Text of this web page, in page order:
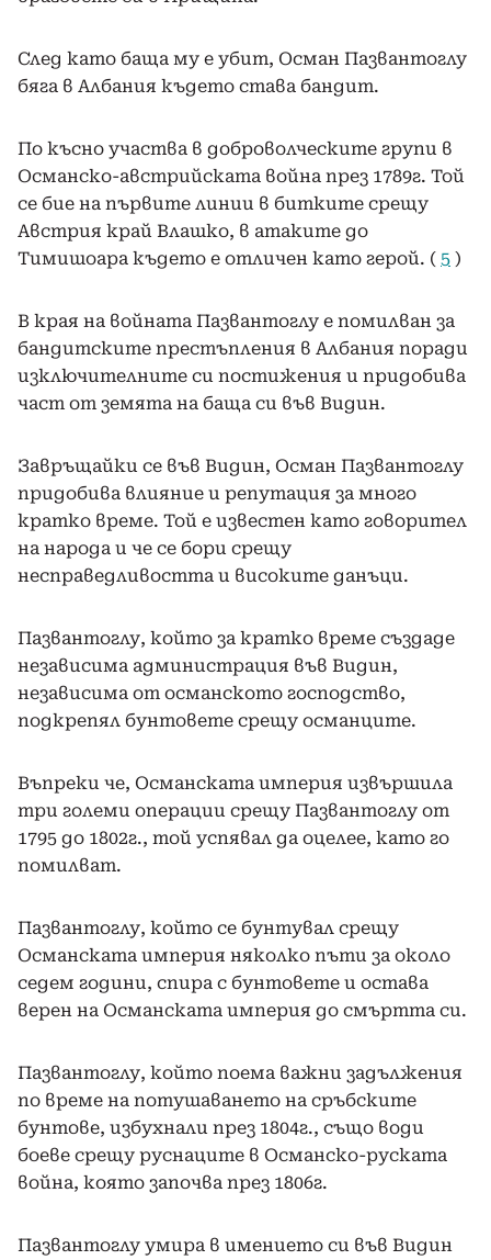
След като баща му е убит, Осман Пазвантоглу
бяга в Албания където става бандит.
По късно участва в доброволческите групи в
Османско-австрийската война през 1789г. Той
се бие на първите линии в битките срещу
Австрия край Влашко, в атаките до
Тимишоара където е отличен като герой. ( 5 )
В края на войната Пазвантоглу е помилван за
бандитските престъпления в Албания поради
изключителните си постижения и придобива
част от земята на баща си във Видин.
Завръщайки се във Видин, Осман Пазвантоглу
придобива влияние и репутация за много
кратко време. Той е известен като говорител
на народа и че се бори срещу
несправедливостта и високите данъци.
Пазвантоглу, който за кратко време създаде
независима администрация във Видин,
независима от османското господство,
подкрепял бунтовете срещу османците.
Въпреки че, Османската империя извършила
три големи операции срещу Пазвантоглу от
1795 до 1802г., той успявал да оцелее, като го
помилват.
Пазвантоглу, който се бунтувал срещу
Османската империя няколко пъти за около
седем години, спира с бунтовете и остава
верен на Османската империя до смъртта си.
Пазвантоглу, който поема важни задължения
по време на потушаването на сръбските
бунтове, избухнали през 1804г., също води
боеве срещу руснаците в Османско-руската
война, която започва през 1806г.
Пазвантоглу умира в имението си във Видин